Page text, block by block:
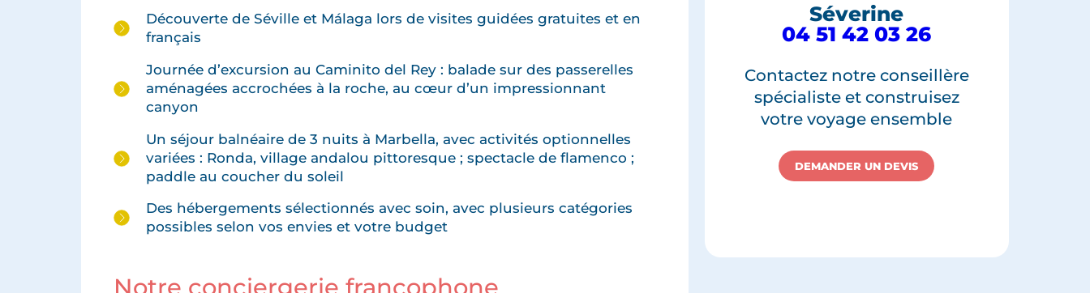
Découverte de Séville et Málaga lors de visites guidées gratuites et en
français
Journée d’excursion au Caminito del Rey : balade sur des passerelles
aménagées accrochées à la roche, au cœur d’un impressionnant
canyon
Un séjour balnéaire de 3 nuits à Marbella, avec activités optionnelles
variées : Ronda, village andalou pittoresque ; spectacle de flamenco ;
paddle au coucher du soleil
Des hébergements sélectionnés avec soin, avec plusieurs catégories
possibles selon vos envies et votre budget
Notre conciergerie francophone
Séverine
04 51 42 03 26
Contactez notre conseillère
spécialiste et construisez
votre voyage ensemble
DEMANDER UN DEVIS